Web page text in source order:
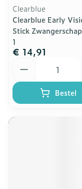
Clearblue
Clearblue Early
Stick
1
€ 14,91
Bestel